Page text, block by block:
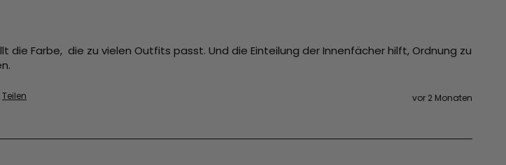
die Farbe,  die zu vielen Outfits passt. Und die Einteilung der Innenfächer hilft, Ordnung zu
Teilen vor 2 Monaten